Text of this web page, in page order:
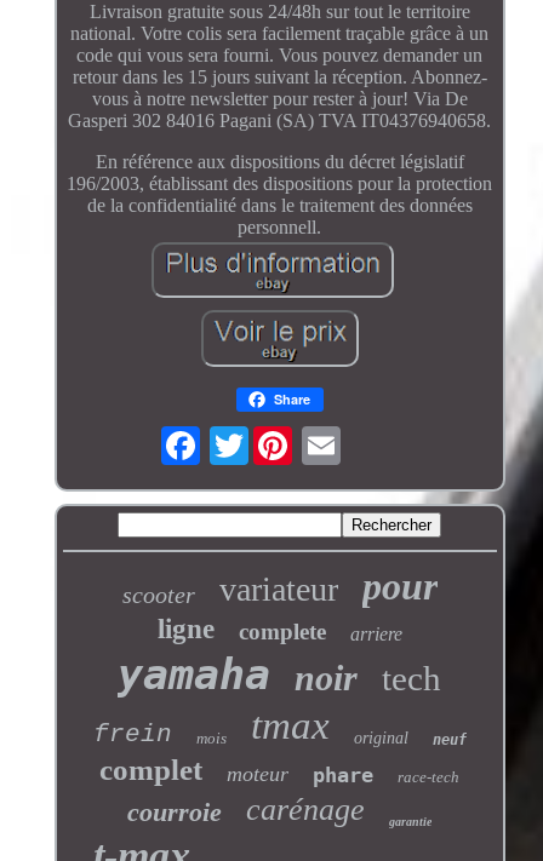
Livraison gratuite sous 24/48h sur tout le territoire
national. Votre colis sera facilement traçable grâce à un
code qui vous sera fourni. Vous pouvez demander un
retour dans les 15 jours suivant la réception. Abonnez-
vous à notre newsletter pour rester à jour! Via De
Gasperi 302 84016 Pagani (SA) TVA IT04376940658.
En référence aux dispositions du décret législatif
196/2003, établissant des dispositions pour la protection
de la confidentialité dans le traitement des données
personnell.
Share
Twitter
scooter variateur pour
ligne complete arriere
yamaha noir tech
frein mois tmax original neuf
complet moteur phare race-tech
courroie carénage garantie